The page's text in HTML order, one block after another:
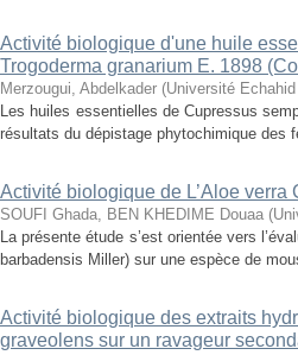
Activité biologique d'une huile
Trogoderma granarium E. 1898
Merzougui, Abdelkader (Université
Les huiles essentielles de Cupressus
résultats du dépistage phytochimique des
Activité biologique de L’Aloe
SOUFI Ghada, BEN KHEDIME Douaa (
La présente étude s’est orientée vers
barbadensis Miller) sur une espèce de
Activité biologique des extraits
graveolens sur un ravageur